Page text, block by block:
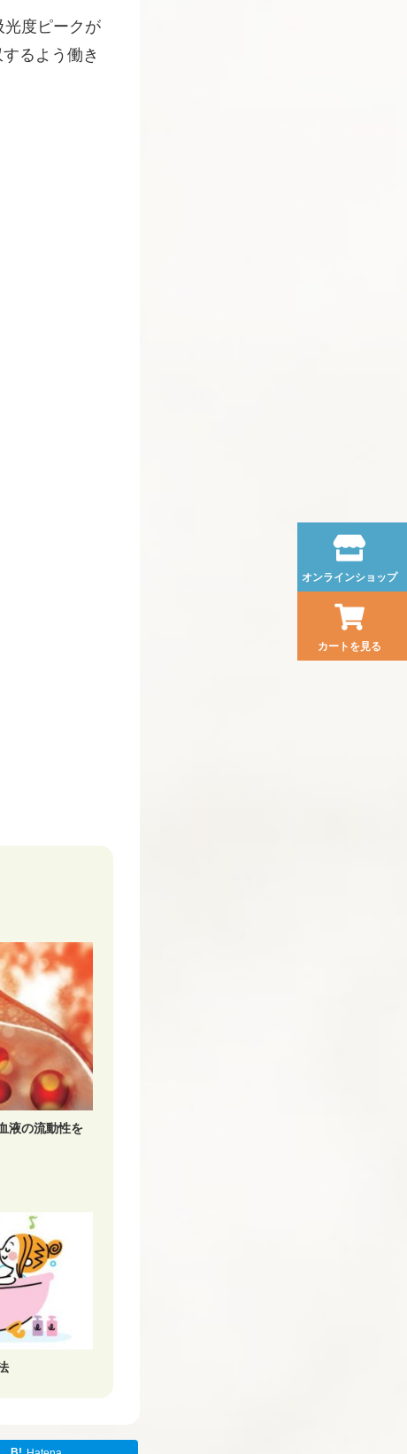
オンラインショップ
カートを見る
光度ピークが
るよう働き
液の流動性を